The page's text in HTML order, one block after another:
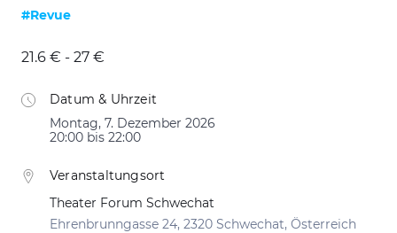
#Revue
21.6 € - 27 €
Datum & Uhrzeit
Montag, 7. Dezember 2026
20:00 bis 22:00
Veranstaltungsort
Theater Forum Schwechat
Ehrenbrunngasse 24, 2320 Schwechat, Österreich